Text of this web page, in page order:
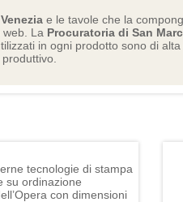
e le tavole che la
La Procuratoria di San
in ogni prodotto sono di
tecnologie di stampa
su ordinazione
con dimensioni